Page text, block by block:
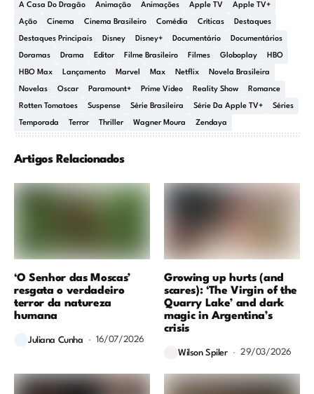
A Casa Do Dragão Animação Animações Apple TV Apple TV+
Ação Cinema Cinema Brasileiro Comédia Críticas Destaques
Destaques Principais Disney Disney+ Documentário Documentários
Doramas Drama Editor Filme Brasileiro Filmes Globoplay HBO
HBO Max Lançamento Marvel Max Netflix Novela Brasileira
Novelas Oscar Paramount+ Prime Video Reality Show Romance
Rotten Tomatoes Suspense Série Brasileira Série Da Apple TV+ Séries
Temporada Terror Thriller Wagner Moura Zendaya
Artigos Relacionados
‘O Senhor das Moscas’
resgata o verdadeiro
terror da natureza
humana
Juliana Cunha 16/07/2026
Growing up hurts (and
scares): ‘The Virgin of the
Quarry Lake’ and dark
magic in Argentina’s
crisis
Wilson Spiler 29/03/2026